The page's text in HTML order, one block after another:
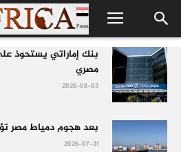
بنك إماراتي يستحوذ
مصري
2026-08-03
بعد هجوم دمياط مصر
2026-07-31